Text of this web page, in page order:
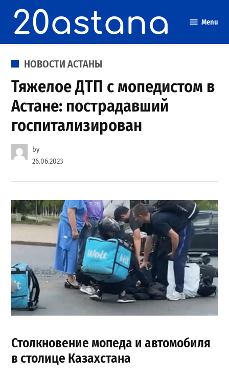
content
Menu
POSTED
НОВОСТИ АСТАНЫ
Тяжелое ДТП с мопедистом в
Астане: пострадавший
госпитализирован
by
26.06.2023
Столкновение мопеда и автомобиля
в столице Казахстана